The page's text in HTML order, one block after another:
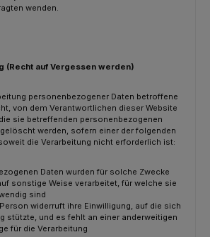
wenden.
(Recht auf Vergessen werden)
personenbezogener Daten betroffene
von dem Verantwortlichen dieser Website
sie betreffenden personenbezogenen
werden, sofern einer der folgenden
die Verarbeitung nicht erforderlich ist:
Daten wurden für solche Zwecke
sonstige Weise verarbeitet, für welche sie
sind
widerruft ihre Einwilligung, auf die sich
stützte, und es fehlt an einer anderweitigen
für die Verarbeitung